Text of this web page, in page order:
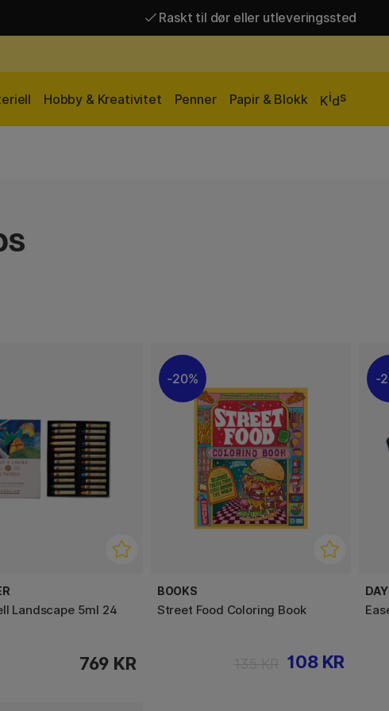
Raskt til dør eller utleveringssted
Hobby & Kreativitet Penner Papir & Blokk Kids
Landscape 5ml 24
769 KR
20%
BOOKS
Street Food Coloring Book
108 KR